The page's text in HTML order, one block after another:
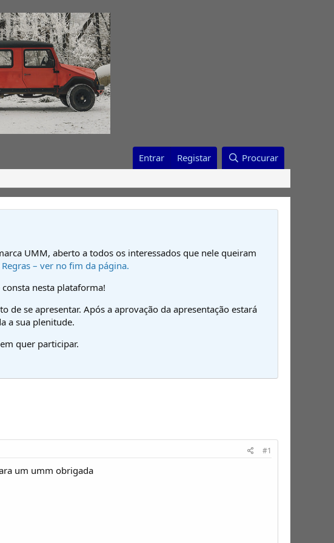
Entrar Registar Procurar
UMM, aberto a todos os interessados que nele queiram
– ver no fim da página.
nesta plataforma!
se apresentar. Após a aprovação da apresentação estará
a sua plenitude.
quer participar.
#1
um umm obrigada